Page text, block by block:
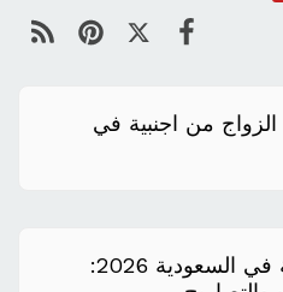
من اجنبية في
شروط الزواج من أجنبية في السعودية 2026: